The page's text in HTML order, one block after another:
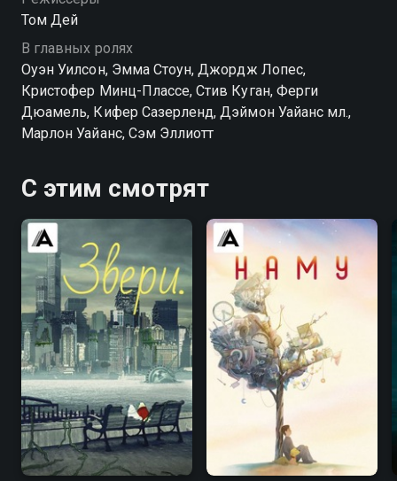
Том Дей
В главных ролях
Оуэн Уилсон, Эмма Стоун, Джордж Лопес,
Кристофер Минц-Плассе, Стив Куган, Ферги
Дюамель, Кифер Сазерленд, Дэймон Уайанс мл.,
Марлон Уайанс, Сэм Эллиотт
С этим смотрят
7.0 7.3
7.3